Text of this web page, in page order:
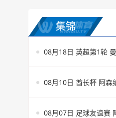
集锦
08月18日 英超第1轮
08月10日 酋长杯 阿森
08月07日 足球友谊赛